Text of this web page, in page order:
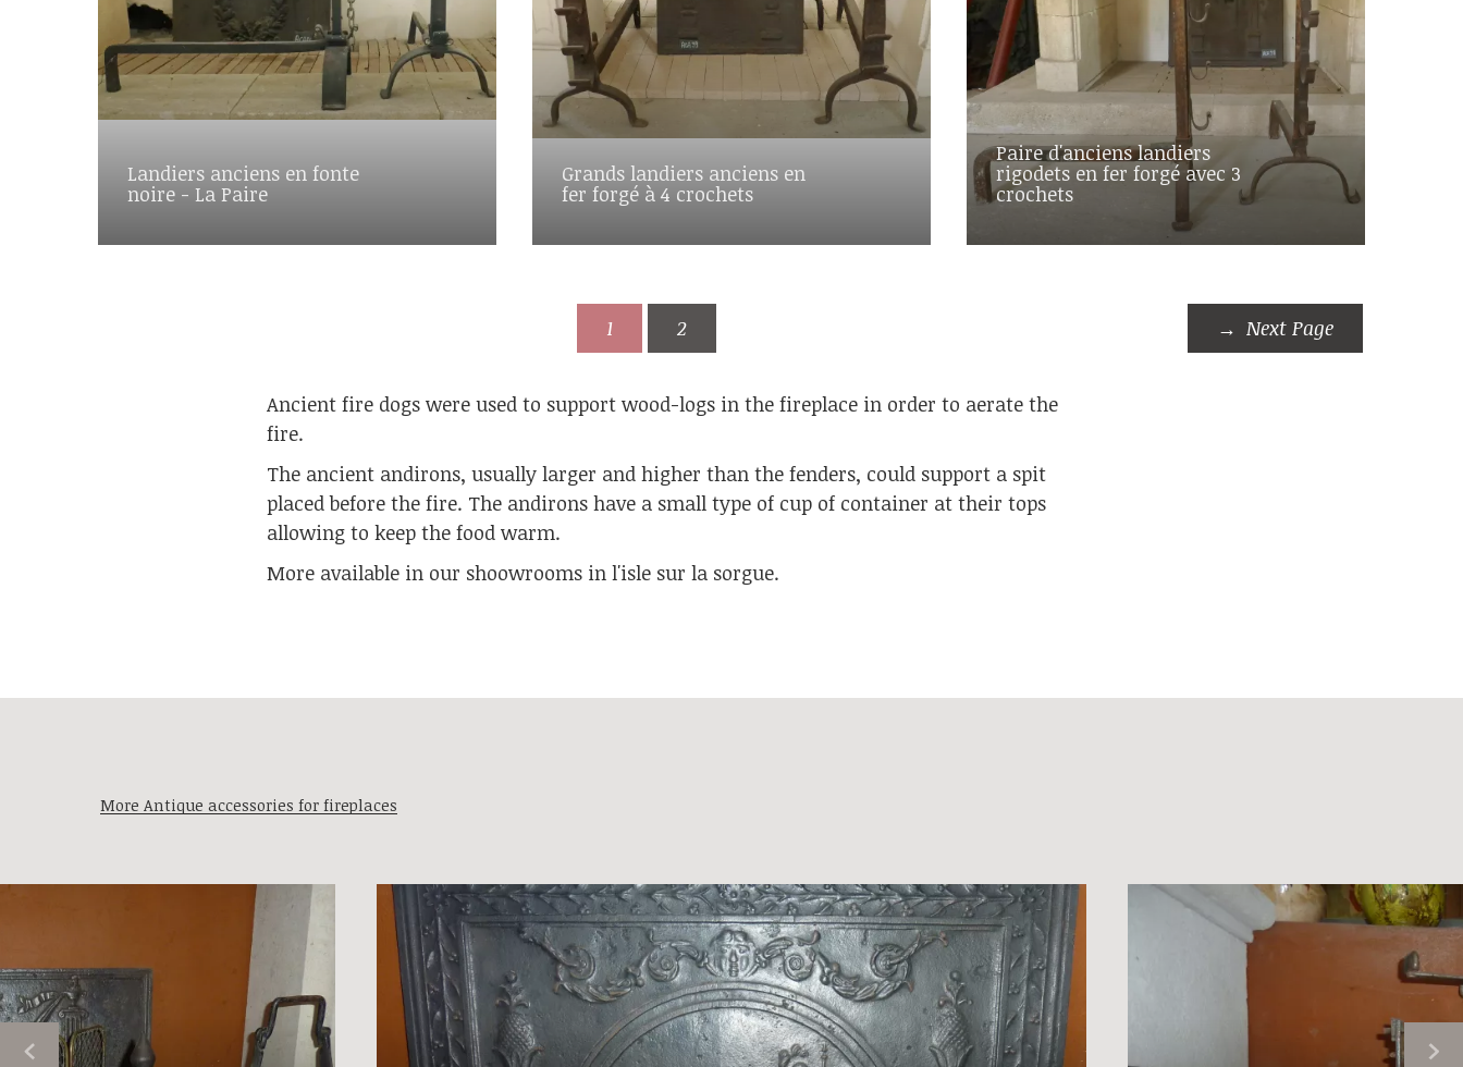
Landiers anciens en fonte
noire - La Paire
Grands landiers anciens en
fer forgé à 4 crochets
Paire d'anciens landiers
rigodets en fer forgé avec 3
crochets
1 2 Next Page
Ancient fire dogs were used to support wood-logs in the fireplace in order to aerate the
fire.
The ancient andirons, usually larger and higher than the fenders, could support a spit
placed before the fire. The andirons have a small type of cup of container at their tops
allowing to keep the food warm.
More available in our shoowrooms in l'isle sur la sorgue.
More Antique accessories for fireplaces